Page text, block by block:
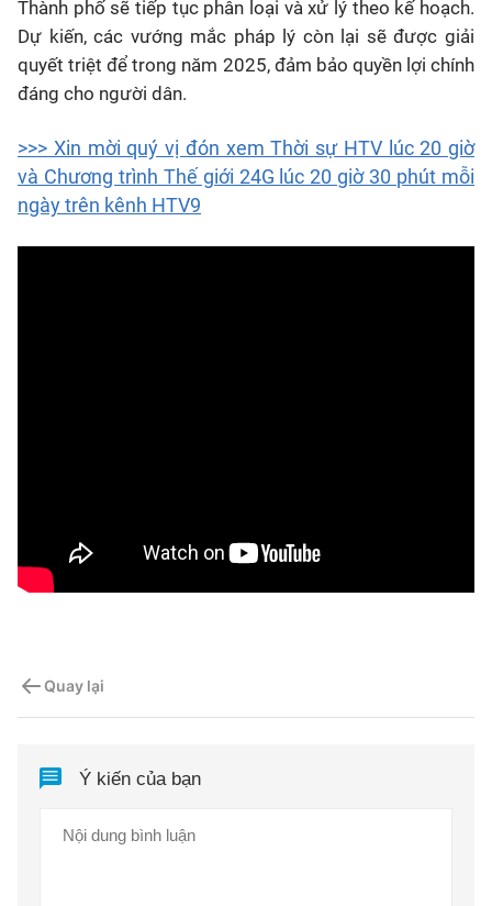
Thành phố sẽ tiếp tục phân loại và xử lý theo kế hoạch.
Dự kiến, các vướng mắc pháp lý còn lại sẽ được giải
quyết triệt để trong năm 2025, đảm bảo quyền lợi chính
đáng cho người dân.
>>> Xin mời quý vị đón xem Thời sự HTV lúc 20 giờ
và Chương trình Thế giới 24G lúc 20 giờ 30 phút mỗi
ngày trên kênh HTV9
Quay lại
Ý kiến của bạn